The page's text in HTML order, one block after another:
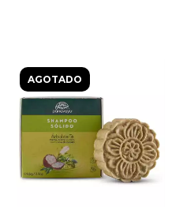
AGOTADO